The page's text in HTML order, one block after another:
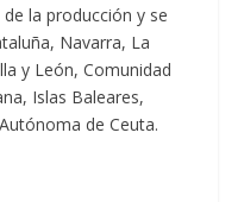
la producción y se
Navarra, La
y León, Comunidad
Islas Baleares,
de Ceuta.